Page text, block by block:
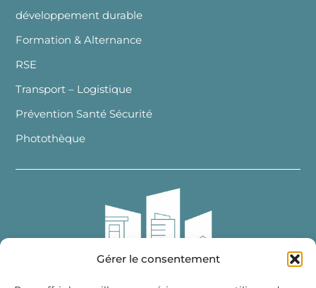
Gérer le consentement
développement durable
Formation & Alternance
RSE
Transport – Logistique
Prévention Santé Sécurité
Photothèque